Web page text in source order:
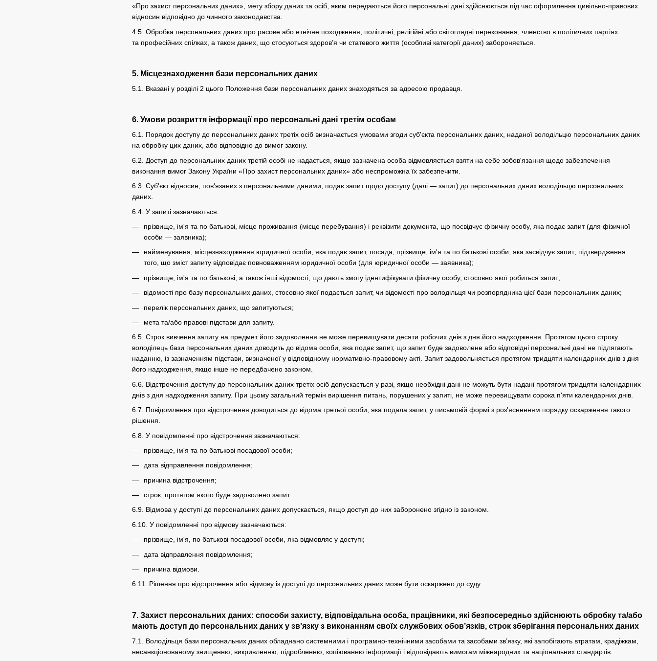
«Про захист персональних даних», мету збору даних та осіб, яким передаються його персональні дані здійснюється під час оформлення цивільно-правових
відносин відповідно до чинного законодавства.
4.5. Обробка персональних даних про расове або етнічне походження, політичні, релігійні або світоглядні переконання, членство в політичних партіях
та професійних спілках, а також даних, що стосуються здоров’я чи статевого життя (особливі категорії даних) забороняється.
5. Місцезнаходження бази персональних даних
5.1. Вказані у розділі 2 цього Положення бази персональних даних знаходяться за адресою продавця.
6. Умови розкриття інформації про персональні дані третім особам
6.1. Порядок доступу до персональних даних третіх осіб визначається умовами згоди суб'єкта персональних даних, наданої володільцю персональних даних
на обробку цих даних, або відповідно до вимог закону.
6.2. Доступ до персональних даних третій особі не надається, якщо зазначена особа відмовляється взяти на себе зобов'язання щодо забезпечення
виконання вимог Закону України «Про захист персональних даних» або неспроможна їх забезпечити.
6.3. Суб'єкт відносин, пов'язаних з персональними даними, подає запит щодо доступу (далі — запит) до персональних даних володільцю персональних
даних.
6.4. У запиті зазначаються:
прізвище, ім'я та по батькові, місце проживання (місце перебування) і реквізити документа, що посвідчує фізичну особу, яка подає запит (для фізичної
особи — заявника);
найменування, місцезнаходження юридичної особи, яка подає запит, посада, прізвище, ім'я та по батькові особи, яка засвідчує запит; підтвердження
того, що зміст запиту відповідає повноваженням юридичної особи (для юридичної особи — заявника);
прізвище, ім'я та по батькові, а також інші відомості, що дають змогу ідентифікувати фізичну особу, стосовно якої робиться запит;
відомості про базу персональних даних, стосовно якої подається запит, чи відомості про володільця чи розпорядника цієї бази персональних даних;
перелік персональних даних, що запитуються;
мета та/або правові підстави для запиту.
6.5. Строк вивчення запиту на предмет його задоволення не може перевищувати десяти робочих днів з дня його надходження. Протягом цього строку
володілець бази персональних даних доводить до відома особи, яка подає запит, що запит буде задоволене або відповідні персональні дані не підлягають
наданню, із зазначенням підстави, визначеної у відповідному нормативно-правовому акті. Запит задовольняється протягом тридцяти календарних днів з дня
його надходження, якщо інше не передбачено законом.
6.6. Відстрочення доступу до персональних даних третіх осіб допускається у разі, якщо необхідні дані не можуть бути надані протягом тридцяти календарних
днів з дня надходження запиту. При цьому загальний термін вирішення питань, порушених у запиті, не може перевищувати сорока п'яти календарних днів.
6.7. Повідомлення про відстрочення доводиться до відома третьої особи, яка подала запит, у письмовій формі з роз'ясненням порядку оскарження такого
рішення.
6.8. У повідомленні про відстрочення зазначаються:
прізвище, ім'я та по батькові посадової особи;
дата відправлення повідомлення;
причина відстрочення;
строк, протягом якого буде задоволено запит.
6.9. Відмова у доступі до персональних даних допускається, якщо доступ до них заборонено згідно із законом.
6.10. У повідомленні про відмову зазначаються:
прізвище, ім'я, по батькові посадової особи, яка відмовляє у доступі;
дата відправлення повідомлення;
причина відмови.
6.11. Рішення про відстрочення або відмову із доступі до персональних даних може бути оскаржено до суду.
7. Захист персональних даних: способи захисту, відповідальна особа, працівники, які безпосередньо здійснюють обробку та/або
мають доступ до персональних даних у зв’язку з виконанням своїх службових обов’язків, строк зберігання персональних даних
7.1. Володільця бази персональних даних обладнано системними і програмно-технічними засобами та засобами зв’язку, які запобігають втратам, крадіжкам,
несанкціонованому знищенню, викривленню, підробленню, копіюванню інформації і відповідають вимогам міжнародних та національних стандартів.